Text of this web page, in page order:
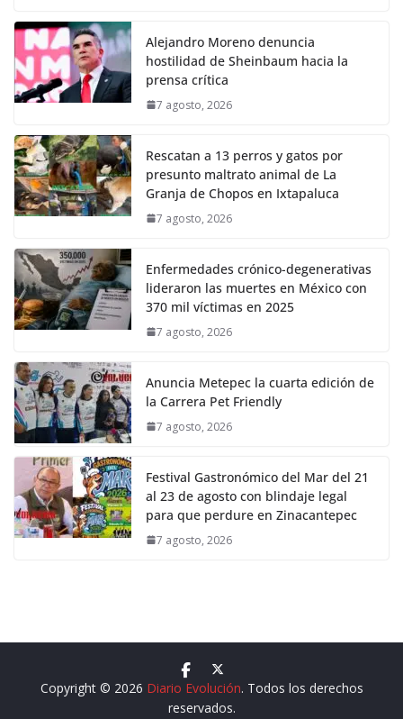
Alejandro Moreno denuncia
hostilidad de Sheinbaum hacia la
prensa crítica
7 agosto, 2026
Rescatan a 13 perros y gatos por
presunto maltrato animal de La
Granja de Chopos en Ixtapaluca
7 agosto, 2026
Enfermedades crónico-degenerativas
lideraron las muertes en México con
370 mil víctimas en 2025
7 agosto, 2026
Anuncia Metepec la cuarta edición de
la Carrera Pet Friendly
7 agosto, 2026
Festival Gastronómico del Mar del 21
al 23 de agosto con blindaje legal
para que perdure en Zinacantepec
7 agosto, 2026
Copyright © 2026 Diario Evolución. Todos los derechos
reservados.